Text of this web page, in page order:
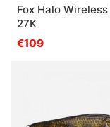
Fox Halo
27K
€109